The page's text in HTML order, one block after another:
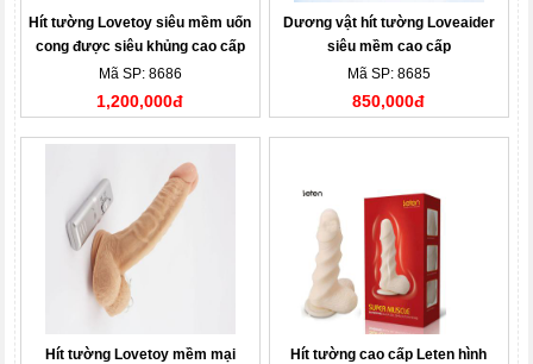
Hít tường Lovetoy siêu mềm uốn
cong được siêu khủng cao cấp
Mã SP: 8686
1,200,000đ
Dương vật hít tường Loveaider
siêu mềm cao cấp
Mã SP: 8685
850,000đ
Hít tường Lovetoy mềm mại
Hít tường cao cấp Leten hình